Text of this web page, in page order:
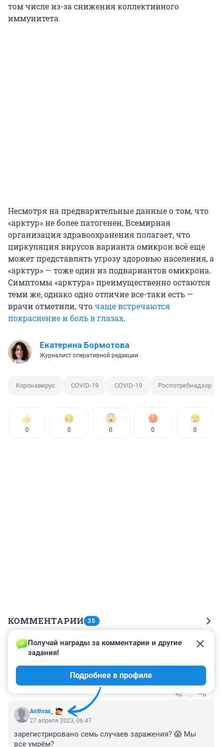
том числе из-за снижения коллективного
иммунитета.
Несмотря на предварительные данные о том, что
«арктур» не более патогенен, Всемирная
организация здравоохранения полагает, что
циркуляция вирусов варианта омикрон всё еще
может представлять угрозу здоровью населения, а
«арктур» — тоже один из подвариантов омикрона.
Симптомы «арктура» преимущественно остаются
теми же, однако одно отличие все-таки есть —
врачи отметили, чточаще встречаются
покраснение и боль в глазах.
Екатерина Бормотова
Журналист оперативной редакции
Коронавирус COVID-19 COVID-19 Роспотребнадзор
0 0 0 0 0
КОММЕНТАРИИ 35
Гость
27 апреля 2023, 11:46
посылочка как видно из самого названия арк-тур,
понятно от кого....
+0 –0
Anthrax_
Получай награды за комментарии и другие
задания!
Подробнее в профиле
27 апреля 2023, 06:47
зарегистрировано семь случаев заражения? 😱 Мы
все умрём?